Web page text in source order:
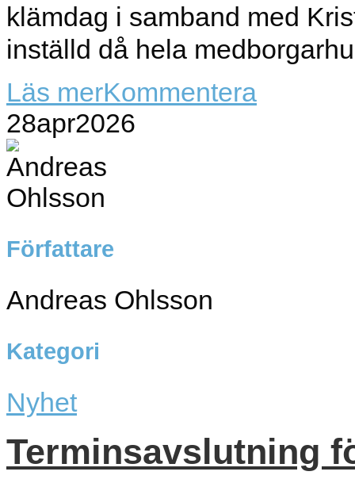
klämdag i samband med
inställd då hela
Läs merKommentera
28apr2026
Författare
Andreas Ohlsson
Kategori
Nyhet
Terminsavslutning